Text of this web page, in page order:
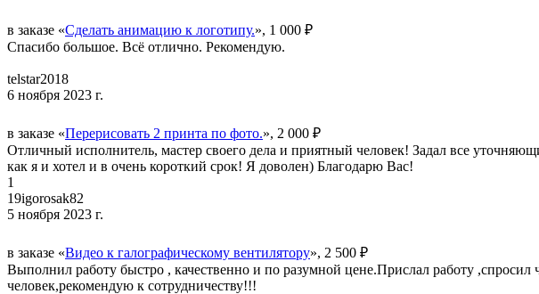
в заказе «Сделать анимацию к логотипу.», 1 000 ₽
Спасибо большое. Всё отлично. Рекомендую.
telstar2018
6 ноября 2023 г.
в заказе «Перерисовать 2 принта по фото.», 2 000 ₽
Отличный исполнитель, мастер своего дела и приятный человек! Задал все
как я и хотел и в очень короткий срок! Я доволен) Благодарю Вас!
1
19igorosak82
5 ноября 2023 г.
в заказе «Видео к галографическому вентилятору», 2 500 ₽
Выполнил работу быстро , качественно и по разумной цене.Прислал работу
человек,рекомендую к сотрудничеству!!!